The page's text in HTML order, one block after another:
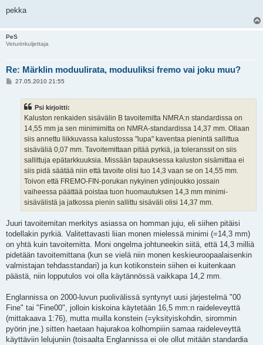
pekka
PeS
Veturinkuljettaja
Re: Märklin moduulirata, moduuliksi fremo vai joku muu?
V27.05.2010 21:55
Psi kirjoitti:
Kaluston renkaiden sisävälin B tavoitemitta NMRA:n standardissa on
14,55 mm ja sen minimimitta on NMRA-standardissa 14,37 mm. Ollaan
siis annettu liikkuvassa kalustossa "lupa" kaventaa pienintä sallittua
sisäväliä 0,07 mm. Tavoitemittaan pitää pyrkiä, ja toleranssit on siis
sallittuja epätarkkuuksia. Missään tapauksessa kaluston sisämittaa ei
siis pidä säätää niin että tavoite olisi tuo 14,3 vaan se on 14,55 mm.
Toivon että FREMO-FIN-porukan nykyinen ydinjoukko jossain
vaiheessa päättää poistaa tuon huomautuksen 14,3 mm minimi-
sisävälistä ja jatkossa pienin sallittu sisäväli olisi 14,37 mm.
Juuri tavoitemitan merkitys asiassa on homman juju, eli siihen pitäisi
todellakin pyrkiä. Valitettavasti liian monen mielessä minimi (=14,3 mm)
on yhtä kuin tavoitemitta. Moni ongelma johtuneekin siitä, että 14,3 milliä
pidetään tavoitemittana (kun se vielä niin monen keskieuroopaalaisenkin
valmistajan tehdasstandari) ja kun kotikonstein siihen ei kuitenkaan
päästä, niin lopputulos voi olla käytännössä vaikkapa 14,2 mm.
Englannissa on 2000-luvun puolivälissä syntynyt uusi järjestelmä "00
Fine" tai "Fine00", jolloin kiskoina käytetään 16,5 mm:n raideleveyttä
(mittakaava 1:76), mutta muilla konstein (=yksityiskohdin, sirommin
pyörin jne.) sitten haetaan hajurakoa kolhompiiin samaa raideleveyttä
käyttäviin lelujuniin (toisaalta Englannissa ei ole ollut mitään standardia